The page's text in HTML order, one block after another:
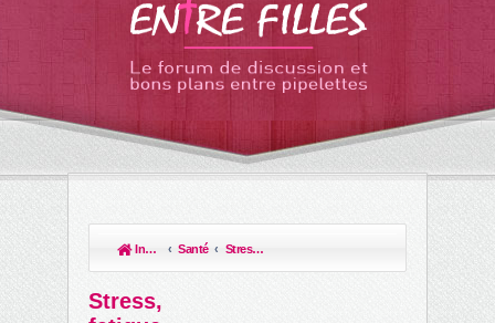
Index du forum Santé Stress, fatigue et troubles du sommeil
ec
Stress,